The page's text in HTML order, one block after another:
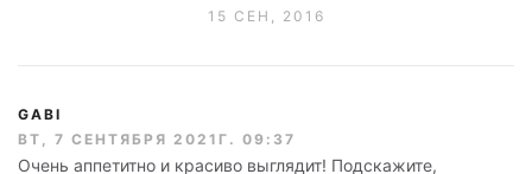
15 СЕН, 2016
GABI
ВТ, 7 СЕНТЯБРЯ 2021Г. 09:37
Очень аппетитно и красиво выглядит! Подскажите,